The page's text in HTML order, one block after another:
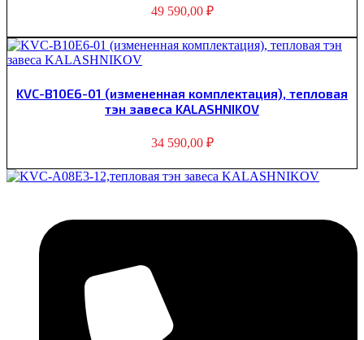
49 590,00 ₽
KVC-B10E6-01 (измененная комплектация), тепловая
тэн завеса KALASHNIKOV
34 590,00 ₽